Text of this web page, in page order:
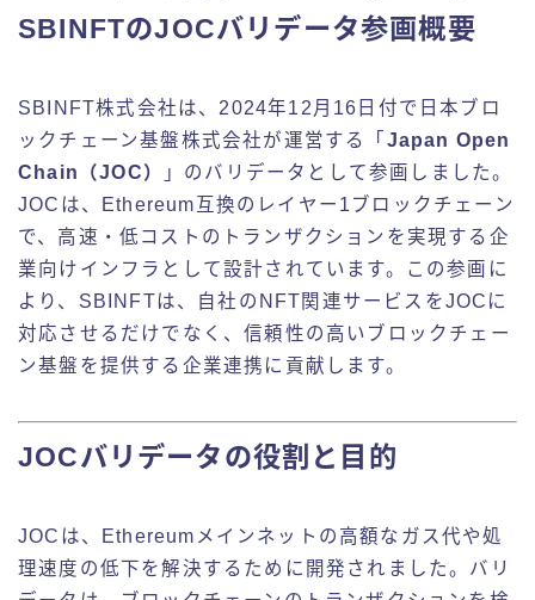
SBINFTのJOCバリデータ参画概要
SBINFT株式会社は、2024年12月16日付で日本ブロ
ックチェーン基盤株式会社が運営する「 Japan Open
Chain（JOC）
」のバリデータとして参画しました。
JOCは、Ethereum互換のレイヤー1ブロックチェーン
で、高速・低コストのトランザクションを実現する企
業向けインフラとして設計されています。この参画に
より、SBINFTは、自社のNFT関連サービスをJOCに
対応させるだけでなく、信頼性の高いブロックチェー
ン基盤を提供する企業連携に貢献します。
JOCバリデータの役割と目的
JOCは、Ethereumメインネットの高額なガス代や処
理速度の低下を解決するために開発されました。バリ